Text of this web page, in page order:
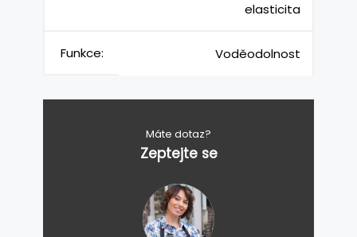
elasticita
Funkce: Voděodolnost
Máte dotaz?
Zeptejte se